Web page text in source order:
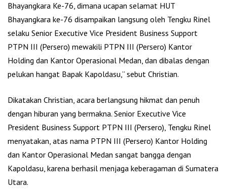
Bhayangkara Ke-76, dimana ucapan selamat HUT
Bhayangkara ke-76 disampaikan langsung oleh Tengku Rinel
selaku Senior Executive Vice President Business Support
PTPN III (Persero) mewakili PTPN III (Persero) Kantor
Holding dan Kantor Operasional Medan, dan dibalas dengan
pelukan hangat Bapak Kapoldasu,” sebut Christian.
Dikatakan Christian, acara berlangsung hikmat dan penuh
dengan hiburan yang bermakna. Senior Executive Vice
President Business Support PTPN III (Persero), Tengku Rinel
menyatakan, atas nama PTPN III (Persero) Kantor Holding
dan Kantor Operasional Medan sangat bangga dengan
Kapoldasu, karena berhasil menjaga keberagaman di Sumatera
Utara.